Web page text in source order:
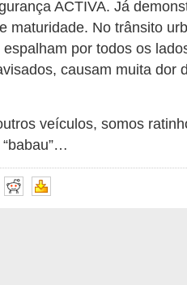
ACTIVA. Já
maturidade. No trânsito
espalham por todos os
causam muita dor
veículos, somos